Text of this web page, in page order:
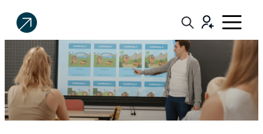
Sijoittaja.fi
Tee
parempia
sijoituspäätöksiä